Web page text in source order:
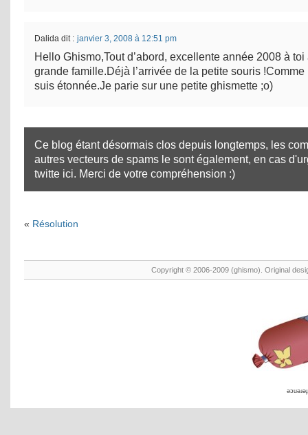
Dalida dit : janvier 3, 2008 à 12:51 pm
Hello Ghismo,Tout d’abord, excellente année 2008 à toi
grande famille.Déjà l’arrivée de la petite souris
suis étonnée.Je parie sur une petite ghismette ;o)
Ce blog étant désormais clos depuis longtemps, les
autres vecteurs de spams le sont également, en cas
twitte ici. Merci de votre compréhension :)
« Résolution
Copyright © 2006-2009 (ghismo). Original